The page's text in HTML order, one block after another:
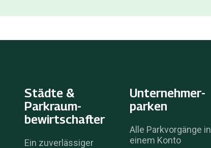
Städte &
Parkraum­
bewirtschafter
Ein zuverlässiger
Unternehmer­
parken
Alle Parkvorgänge in
einem Konto